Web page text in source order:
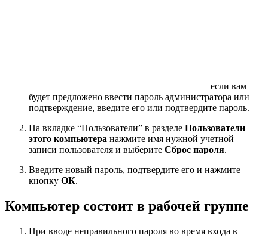
если вам
будет предложено ввести пароль администратора или
подтверждение, введите его или подтвердите пароль.
На вкладке “Пользователи” в разделе Пользователи
этого компьютера нажмите имя нужной учетной
записи пользователя и выберите Сброс пароля.
Введите новый пароль, подтвердите его и нажмите
кнопку ОК.
Компьютер состоит в рабочей группе
При вводе неправильного пароля во время входа в